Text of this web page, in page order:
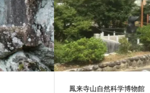
鳳来寺山自然科学博物館